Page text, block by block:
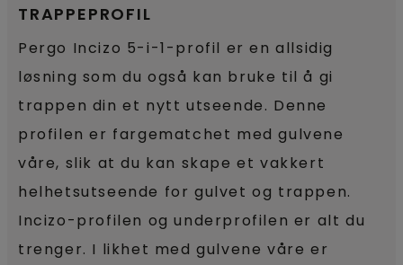
TRAPPEPROFIL
Pergo Incizo 5-i-1-profil er en allsidig
løsning som du også kan bruke til å gi
trappen din et nytt utseende. Denne
profilen er fargematchet med gulvene
våre, slik at du kan skape et vakkert
helhetsutseende for gulvet og trappen.
Incizo-profilen og underprofilen er alt du
trenger. I likhet med gulvene våre er